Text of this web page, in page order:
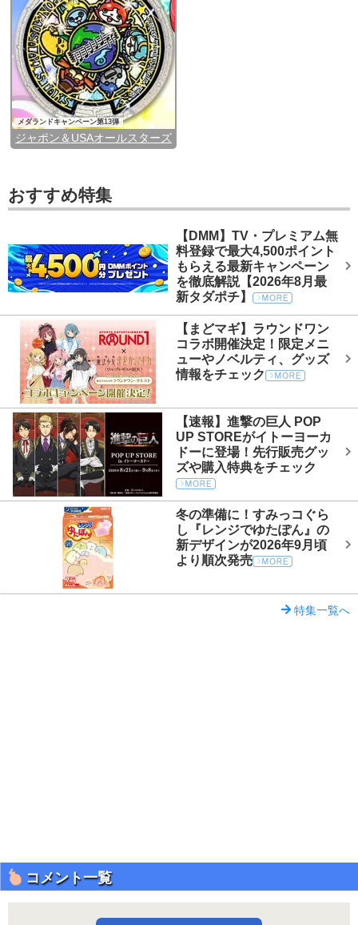
メダランドキャンペーン第13弾
ジャポン＆USAオールスターズ
おすすめ特集
【DMM】TV・プレミアム無
料登録で最大4,500ポイント
もらえる最新キャンペーン
を徹底解説【2026年8月最
新タダポチ】
【まどマギ】ラウンドワン
コラボ開催決定！限定メニ
ューやノベルティ、グッズ
情報をチェック
【速報】進撃の巨人 POP
UP STOREがイトーヨーカ
ドーに登場！先行販売グッ
ズや購入特典をチェック
冬の準備に！すみっコぐら
し『レンジでゆたぽん』の
新デザインが2026年9月頃
より順次発売
特集一覧へ
コメント一覧